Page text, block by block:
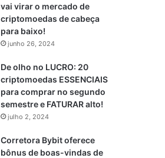
vai virar o mercado de
criptomoedas de cabeça
para baixo!
junho 26, 2024
De olho no LUCRO: 20
criptomoedas ESSENCIAIS
para comprar no segundo
semestre e FATURAR alto!
julho 2, 2024
Corretora Bybit oferece
bônus de boas-vindas de